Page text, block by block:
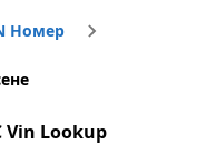
Номер
Vin Lookup